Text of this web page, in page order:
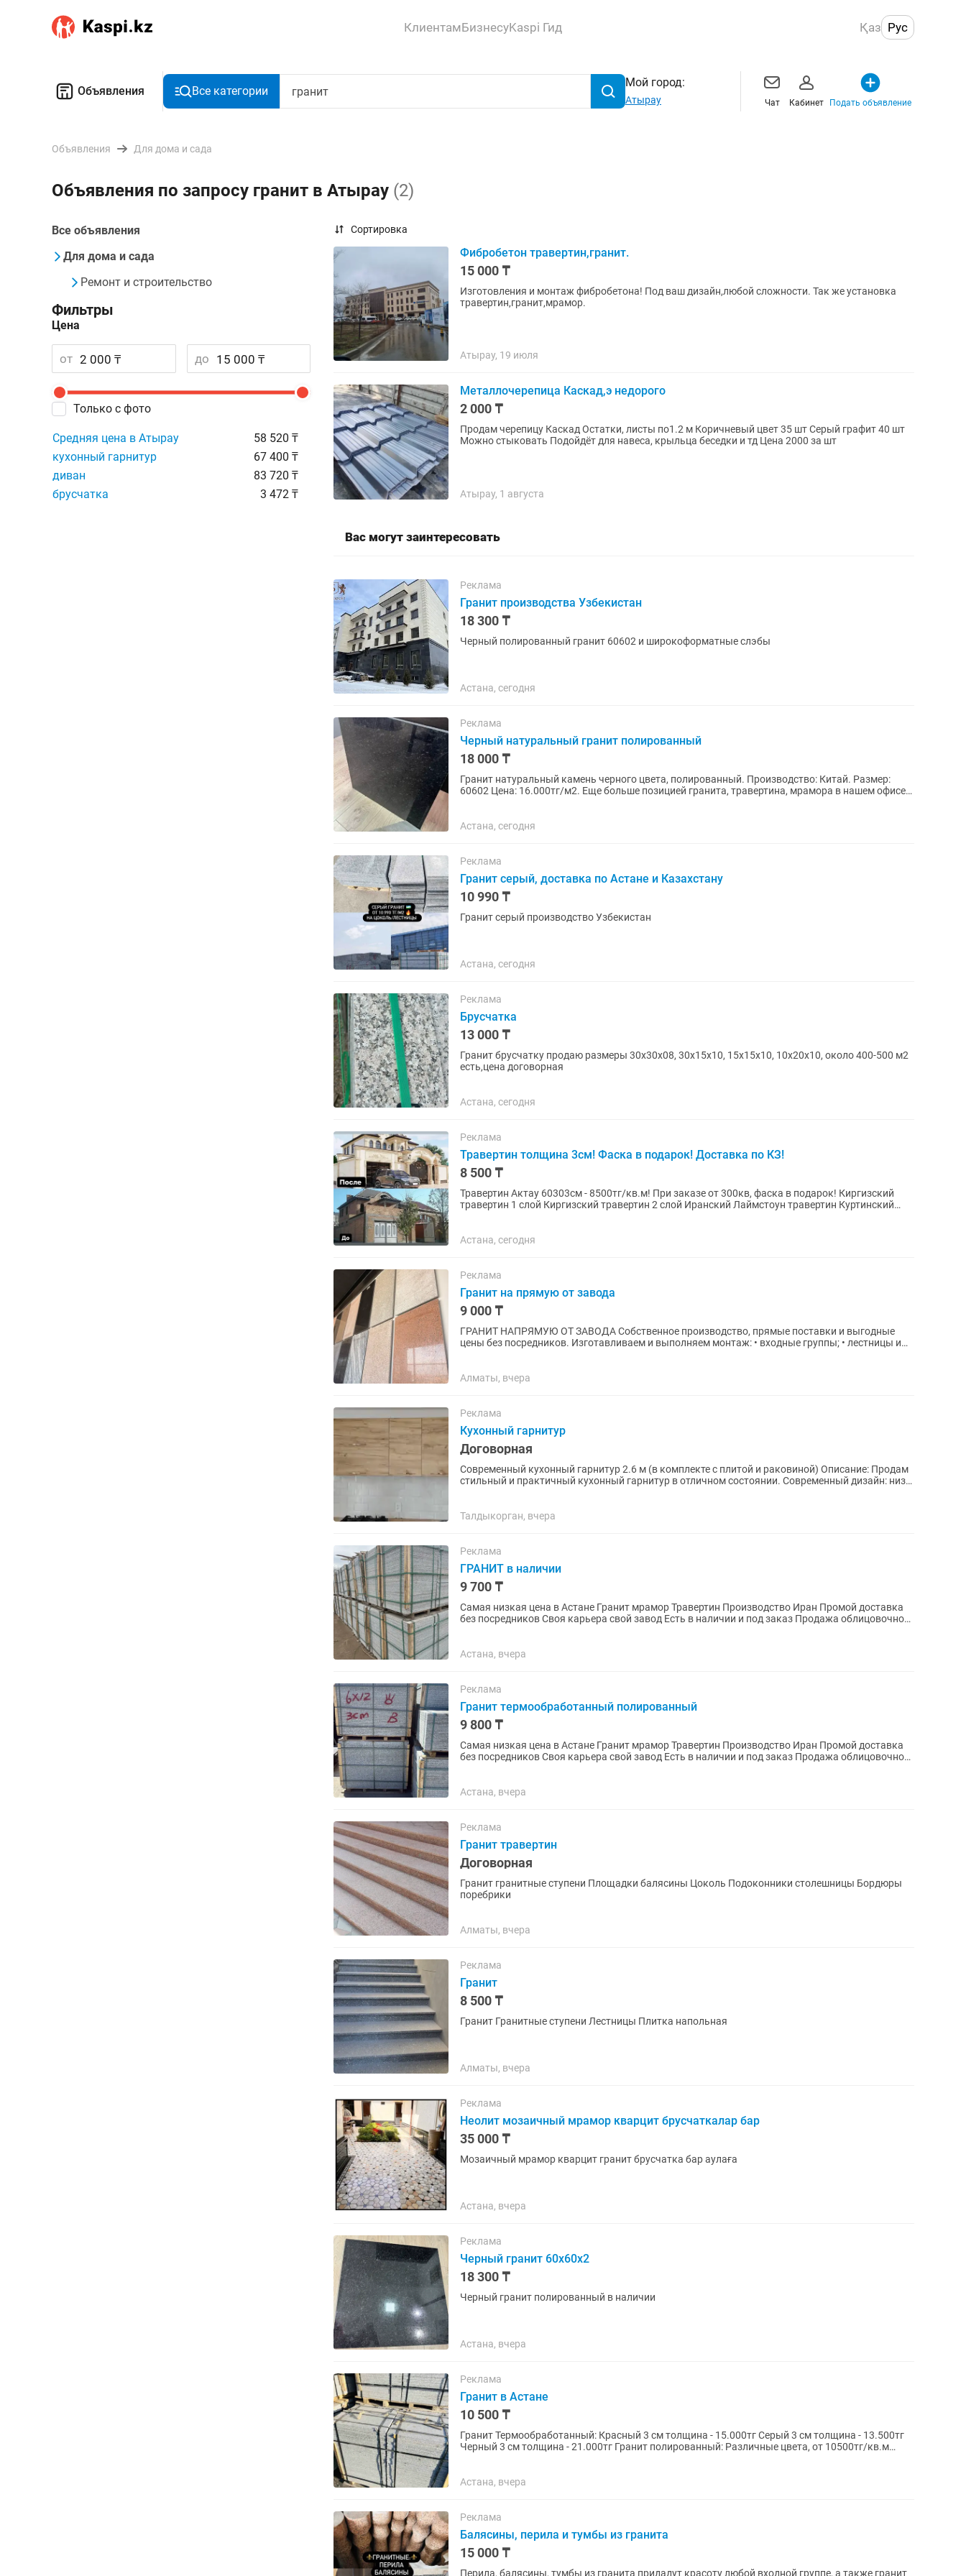
КлиентамБизнесуKaspi Гид Қаз Рус
Объявления Все категории
Мой город:
Атырау Чат Кабинет Подать объявление
Объявления Для дома и сада
Объявления по запросу гранит в Атырау (2)
Все объявления
Для дома и сада
Ремонт и строительство
Фильтры
Цена
от до
Только с фото
Средняя цена в Атырау
58 520 ₸
кухонный гарнитур
67 400 ₸
диван
83 720 ₸
брусчатка
3 472 ₸
Сортировка
Фибробетон травертин,гранит.
15 000 ₸
Изготовления и монтаж фибробетона! Под ваш дизайн,любой сложности. Так же установка
травертин,гранит,мрамор.
Атырау, 19 июля
Металлочерепица Каскад,э недорого
2 000 ₸
Продам черепицу Каскад Остатки, листы по1.2 м Коричневый цвет 35 шт Серый графит 40 шт
Можно стыковать Подойдёт для навеса, крыльца беседки и тд Цена 2000 за шт
Атырау, 1 августа
Вас могут заинтересовать
Реклама
Гранит производства Узбекистан
18 300 ₸
Черный полированный гранит 60602 и широкоформатные слэбы
Астана, сегодня
Реклама
Черный натуральный гранит полированный
18 000 ₸
Гранит натуральный камень черного цвета, полированный. Производство: Китай. Размер:
60602 Цена: 16.000тг/м2. Еще больше позицией гранита, травертина, мрамора в нашем офисе
Астана, сегодня
Реклама
Гранит серый, доставка по Астане и Казахстану
10 990 ₸
Гранит серый производство Узбекистан
Астана, сегодня
Реклама
Брусчатка
13 000 ₸
Гранит брусчатку продаю размеры 30х30х08, 30х15х10, 15х15х10, 10х20х10, около 400-500 м2
есть,цена договорная
Астана, сегодня
Реклама
Травертин толщина 3см! Фаска в подарок! Доставка по КЗ!
8 500 ₸
Травертин Актау 60303см - 8500тг/кв.м! При заказе от 300кв, фаска в подарок! Киргизский
травертин 1 слой Киргизский травертин 2 слой Иранский Лаймстоун травертин Куртинский
Астана, сегодня
Реклама
Гранит на прямую от завода
9 000 ₸
ГРАНИТ НАПРЯМУЮ ОТ ЗАВОДА Собственное производство, прямые поставки и выгодные
цены без посредников. Изготавливаем и выполняем монтаж: • входные группы; • лестницы и
Алматы, вчера
Реклама
Кухонный гарнитур
Договорная
Современный кухонный гарнитур 2.6 м (в комплекте с плитой и раковиной) Описание: Продам
стильный и практичный кухонный гарнитур в отличном состоянии. Современный дизайн: низ
Талдыкорган, вчера
Реклама
ГРАНИТ в наличии
9 700 ₸
Самая низкая цена в Астане Гранит мрамор Травертин Производство Иран Промой доставка
без посредников Своя карьера свой завод Есть в наличии и под заказ Продажа облицовочного
Астана, вчера
Реклама
Гранит термообработанный полированный
9 800 ₸
Самая низкая цена в Астане Гранит мрамор Травертин Производство Иран Промой доставка
без посредников Своя карьера свой завод Есть в наличии и под заказ Продажа облицовочного
Астана, вчера
Реклама
Гранит травертин
Договорная
Гранит гранитные ступени Площадки балясины Цоколь Подоконники столешницы Бордюры
поребрики
Алматы, вчера
Реклама
Гранит
8 500 ₸
Гранит Гранитные ступени Лестницы Плитка напольная
Алматы, вчера
Реклама
Неолит мозаичный мрамор кварцит брусчаткалар бар
35 000 ₸
Мозаичный мрамор кварцит гранит брусчатка бар аулаға
Астана, вчера
Реклама
Черный гранит 60х60х2
18 300 ₸
Черный гранит полированный в наличии
Астана, вчера
Реклама
Гранит в Астане
10 500 ₸
Гранит Термообработанный: Красный 3 см толщина - 15.000тг Серый 3 см толщина - 13.500тг
Черный 3 см толщина - 21.000тг Гранит полированный: Различные цвета, от 10500тг/кв.м
Астана, вчера
Реклама
Балясины, перила и тумбы из гранита
15 000 ₸
Перила, балясины, тумбы из гранита придадут красоту любой входной группе, а также гранит